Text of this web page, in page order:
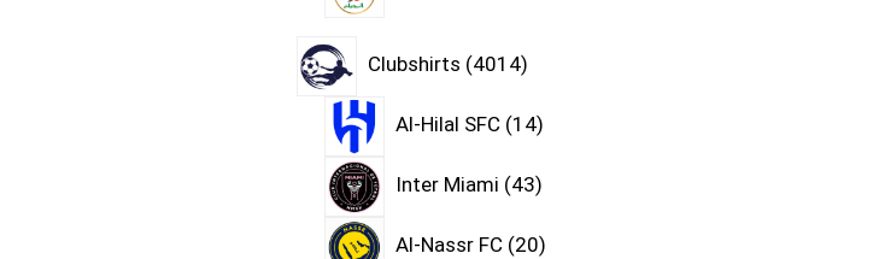
Clubshirts 4014
Al-Hilal SFC 14
Inter Miami 43
Al-Nassr FC 20